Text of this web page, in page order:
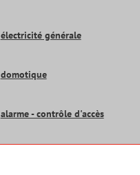
électricité générale
domotique
alarme - contrôle d'accès